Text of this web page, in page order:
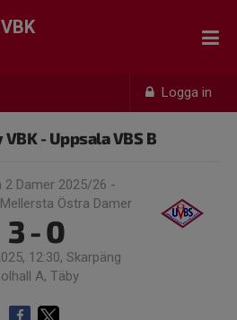
Logga in
- Uppsala VBS B
2 Damer 2025/26 -
Östra Damer
3 - 0
12:30, Skarpäng
A, Täby